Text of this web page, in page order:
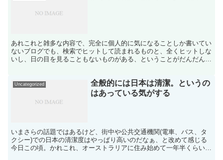
あれこれと雑多な内容で、完全に個人的に気になることしか書いてい
ないブログでも、検索でヒットして読まれるものと、全くヒットしな
いし、日の目を見ることもないものがある、ということがだんだんわ
Uncategorized
全般的には日本は清潔。というの
はあっている気がする
いまさらの話題ではあるけど、街中や公共交通機関(電車、バス、タ
クシー)での日本の清潔度はやっぱり高いのだなぁ、と改めて感じる
今日この頃。かれこれ、オーストラリアに住み始めて一年半くらいが